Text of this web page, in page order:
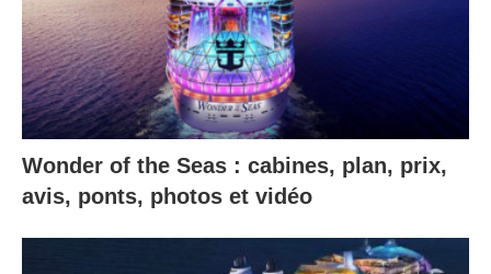
Wonder of the Seas : cabines, plan, prix,
avis, ponts, photos et vidéo